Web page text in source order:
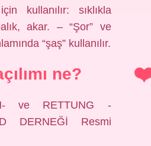
kullanılır: sıklıkla
akar. – “Şor” ve
“şaş” kullanılır.
ne?
ve RETTUNG -
DERNEĞİ Resmi